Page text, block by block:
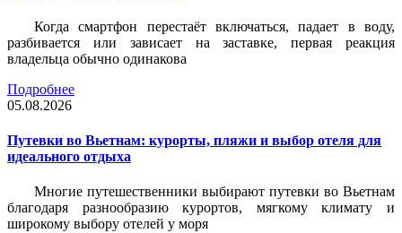
Когда смартфон перестаёт включаться, падает в воду,
разбивается или зависает на заставке, первая реакция
владельца обычно одинакова
Подробнее
05.08.2026
Путевки во Вьетнам: курорты, пляжи и выбор отеля для
идеального отдыха
Многие путешественники выбирают путевки во Вьетнам
благодаря разнообразию курортов, мягкому климату и
широкому выбору отелей у моря